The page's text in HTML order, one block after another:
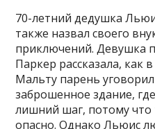
70-летний дедушка
также назвал своего
приключений. Девушка
Паркер рассказала, как
Мальту парень
заброшенное здание,
лишний шаг, потому что
опасно. Однако Льюис